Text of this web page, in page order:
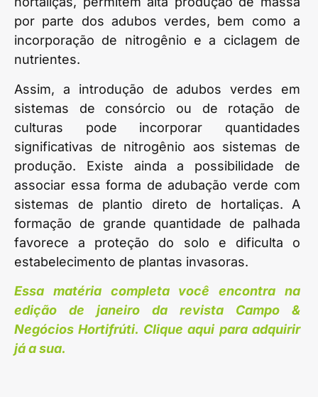
por parte dos adubos verdes, bem como a
incorporação de nitrogênio e a ciclagem de
nutrientes.
Assim, a introdução de adubos verdes em
sistemas de consórcio ou de rotação de
culturas pode incorporar quantidades
significativas de nitrogênio aos sistemas de
produção. Existe ainda a possibilidade de
associar essa forma de adubação verde com
sistemas de plantio direto de hortaliças. A
formação de grande quantidade de palhada
favorece a proteção do solo e dificulta o
estabelecimento de plantas invasoras.
Essa matéria completa você encontra na
edição de janeiro da revista Campo &
Negócios Hortifrúti. Clique aqui para adquirir
já a sua.